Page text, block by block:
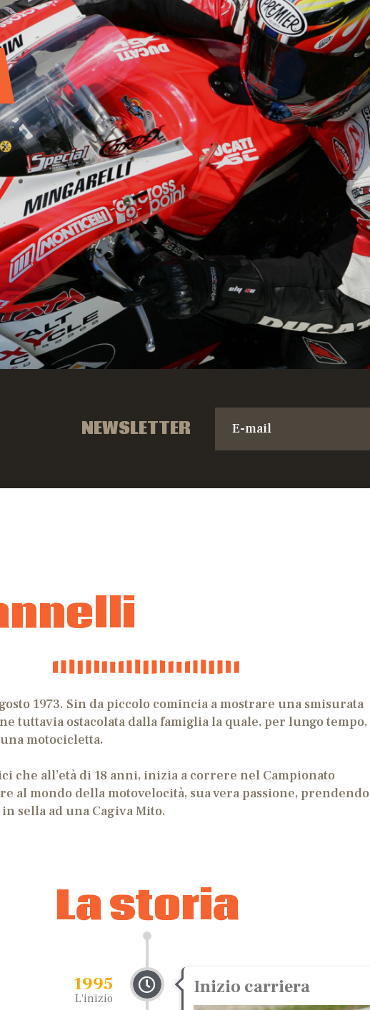
NEWSLETTER
1973. Sin da piccolo comincia a mostrare una smisurata
tuttavia ostacolata dalla famiglia la quale, per lungo tempo,
motocicletta.
che all’età di 18 anni, inizia a correre nel Campionato
al mondo della motovelocità, sua vera passione, prendendo
sella ad una Cagiva Mito.
La storia
1995
L'inizio
Inizio carriera